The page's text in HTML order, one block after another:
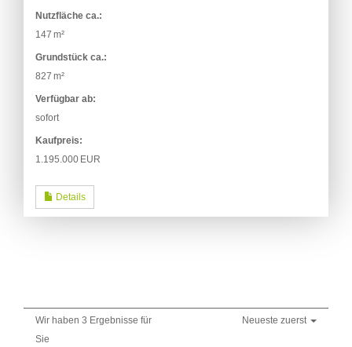
Nutzfläche ca.:
147 m²
Grund­stück ca.:
827 m²
Verfügbar ab:
sofort
Kaufpreis:
1.195.000 EUR
Details
Wir haben 3 Ergebnisse für
Sie
Neueste zuerst